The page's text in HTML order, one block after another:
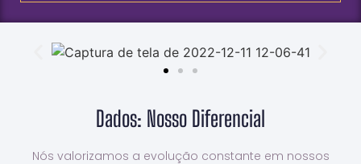
Dados: Nosso Diferencial
Nós valorizamos a evolução constante em nossos